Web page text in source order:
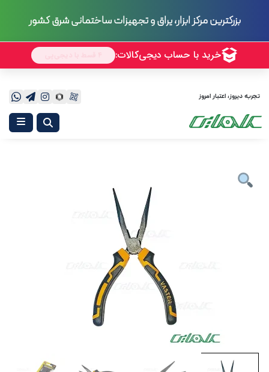
بزرگترین مرکز ابزار، یراق و تجهیزات ساختمانی شرق کشور
تجربه دیروز، اعتبار امروز